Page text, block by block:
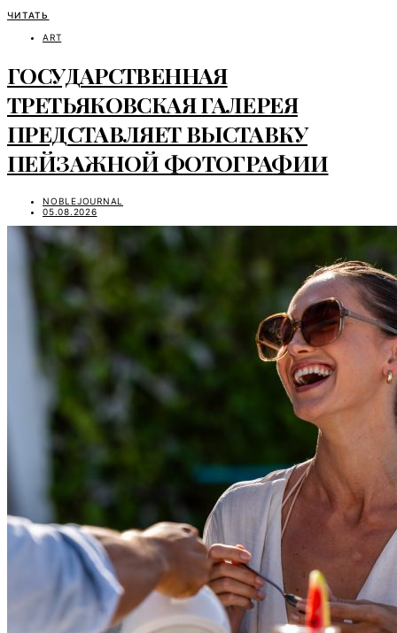
ЧИТАТЬ
ART
ГОСУДАРСТВЕННАЯ
ТРЕТЬЯКОВСКАЯ ГАЛЕРЕЯ
ПРЕДСТАВЛЯЕТ ВЫСТАВКУ
ПЕЙЗАЖНОЙ ФОТОГРАФИИ
NOBLEJOURNAL
05.08.2026